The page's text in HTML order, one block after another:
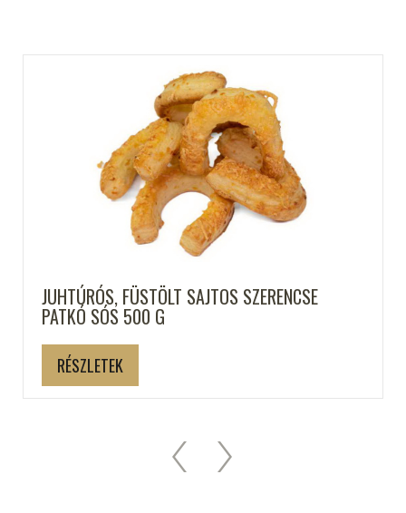
JUHTÚRÓS, FÜSTÖLT SAJTOS SZERENCSE
PATKÓ SÓS 500 G
RÉSZLETEK